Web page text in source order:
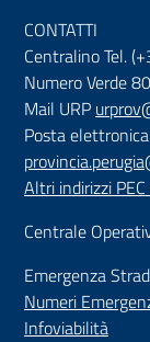
CONTATTI
Centralino Tel.
Numero Verde
Mail URP
Posta
Altri indirizzi
Centrale
Emergenza
Numeri
Infoviabilità